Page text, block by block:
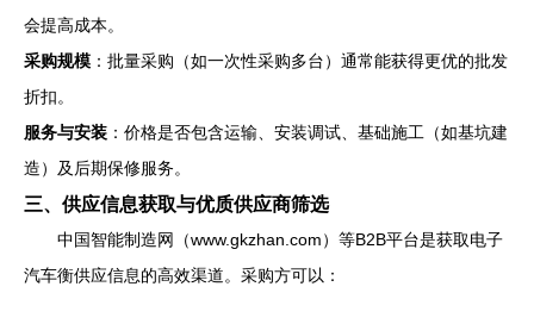
会提高成本。
采购规模 ：批量采购（如一次性采购多台）通常能获得更优的批发
折扣。
服务与安装 ：价格是否包含运输、安装调试、基础施工（如基坑建
造）及后期保修服务。
三、供应信息获取与优质供应商筛选
中国智能制造网（www.gkzhan.com）等B2B平台是获取电子
汽车衡供应信息的高效渠道。采购方可以：